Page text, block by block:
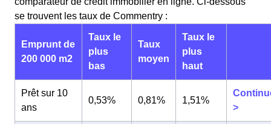
se trouvent les taux de Commentry :
Emprunt de
200 000 m2
Taux le
plus
bas
Taux
moyen
Taux le
plus
haut
Prêt sur 10
ans
0,53% 0,81% 1,51%
>